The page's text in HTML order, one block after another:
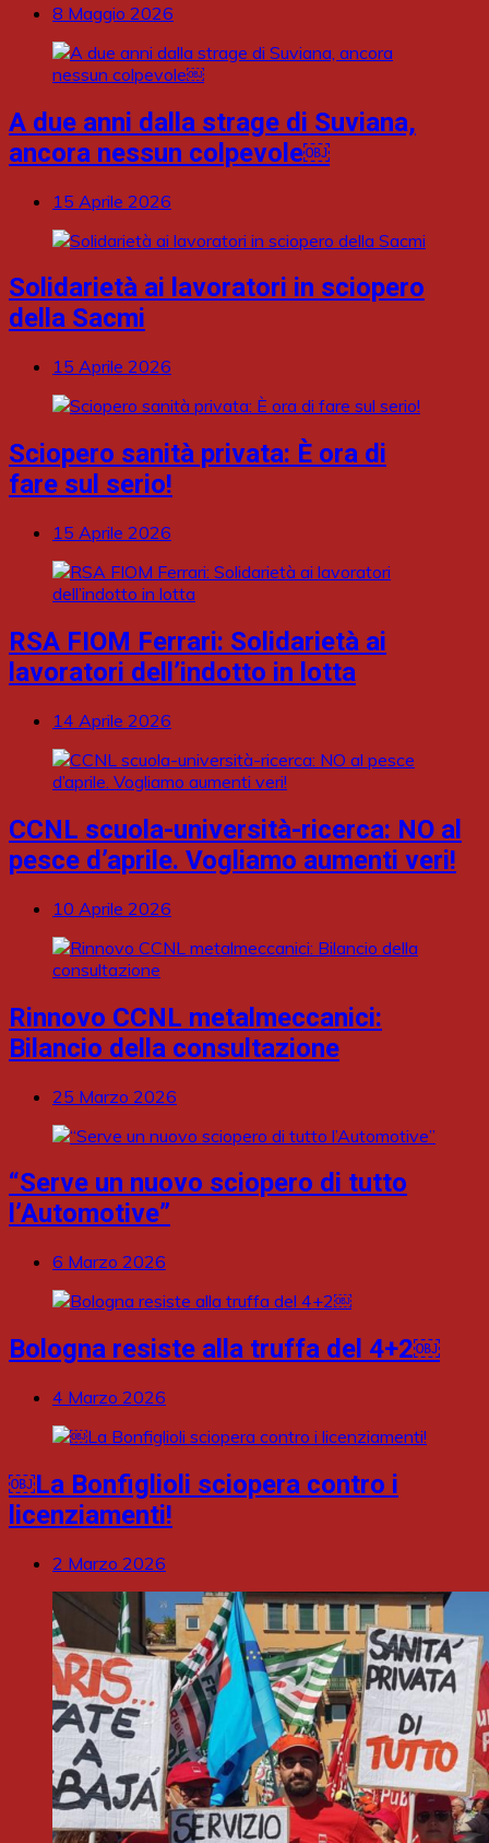
8 Maggio 2026
A due anni dalla strage di Suviana,
ancora nessun colpevole￼
15 Aprile 2026
Solidarietà ai lavoratori in sciopero
della Sacmi
15 Aprile 2026
Sciopero sanità privata: È ora di
fare sul serio!
15 Aprile 2026
RSA FIOM Ferrari: Solidarietà ai
lavoratori dell’indotto in lotta
14 Aprile 2026
CCNL scuola-università-ricerca: NO al
pesce d’aprile. Vogliamo aumenti veri!
10 Aprile 2026
Rinnovo CCNL metalmeccanici:
Bilancio della consultazione
25 Marzo 2026
“Serve un nuovo sciopero di tutto
l’Automotive”
6 Marzo 2026
Bologna resiste alla truffa del 4+2￼
4 Marzo 2026
￼La Bonfiglioli sciopera contro i
licenziamenti!
2 Marzo 2026